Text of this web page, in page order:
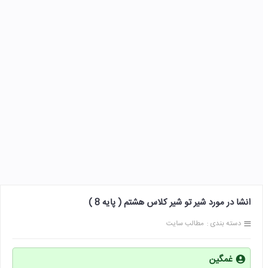
انشا در مورد شیر تو شیر کلاس هشتم ( پایه 8 )
دسته بندی : مطالب سایت
غمگین